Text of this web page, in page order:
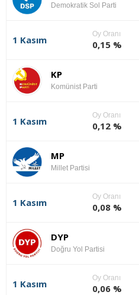
Demokratik Sol Parti
1 Kasım
Oy Oranı
0,15 %
KP
Komünist Parti
1 Kasım
Oy Oranı
0,12 %
MP
Millet Partisi
1 Kasım
Oy Oranı
0,08 %
DYP
Doğru Yol Partisi
1 Kasım
Oy Oranı
0,06 %